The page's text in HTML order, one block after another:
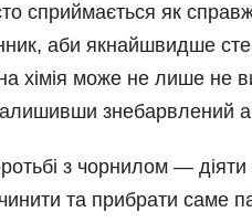
сприймається як
аби якнайшвидше
хімія може не лише
знебарвлений
з чорнилом — діяти
та прибрати саме